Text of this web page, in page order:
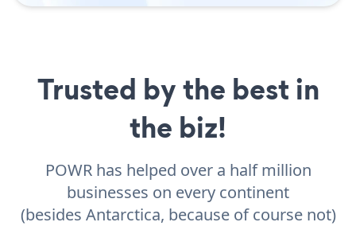
Trusted by the best in
the biz!
POWR has helped over a half million
businesses on every continent
(besides Antarctica, because of course not)